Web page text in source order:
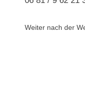
Weiter nach der